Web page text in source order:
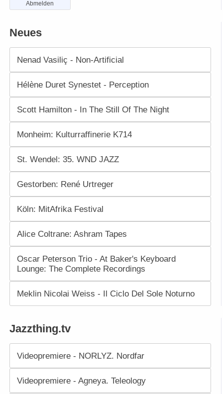
Abmelden
Neues
Nenad Vasiliç - Non-Artificial
Hélène Duret Synestet - Perception
Scott Hamilton - In The Still Of The Night
Monheim: Kulturraffinerie K714
St. Wendel: 35. WND JAZZ
Gestorben: René Urtreger
Köln: MitAfrika Festival
Alice Coltrane: Ashram Tapes
Oscar Peterson Trio - At Baker's Keyboard
Lounge: The Complete Recordings
Meklin Nicolai Weiss - Il Ciclo Del Sole Noturno
Jazzthing.tv
Videopremiere - NORLYZ. Nordfar
Videopremiere - Agneya. Teleology